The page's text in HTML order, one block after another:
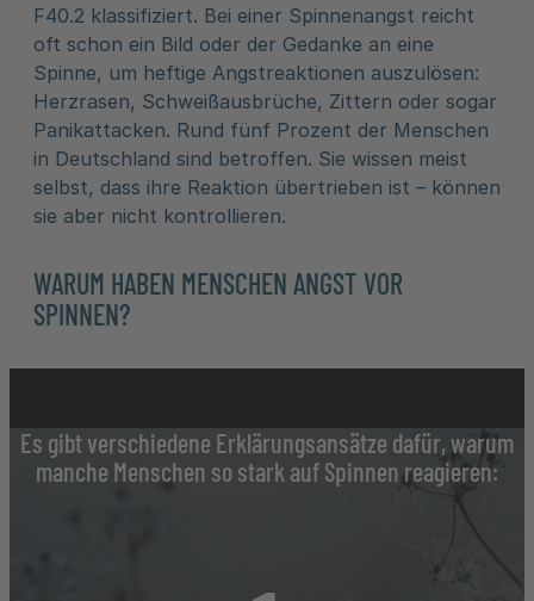
F40.2 klassifiziert. Bei einer Spinnenangst reicht
oft schon ein Bild oder der Gedanke an eine
Spinne, um heftige Angstreaktionen auszulösen:
Herzrasen, Schweißausbrüche, Zittern oder sogar
Panikattacken. Rund fünf Prozent der Menschen
in Deutschland sind betroffen. Sie wissen meist
selbst, dass ihre Reaktion übertrieben ist – können
sie aber nicht kontrollieren.
WARUM HABEN MENSCHEN ANGST VOR
SPINNEN?
Es gibt verschiedene Erklärungsansätze dafür, warum
manche Menschen so stark auf Spinnen reagieren: